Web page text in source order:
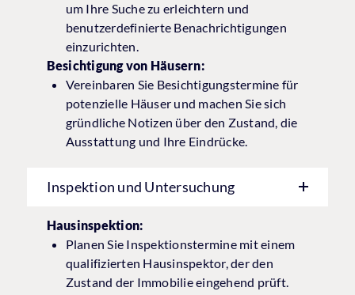
um Ihre Suche zu erleichtern und
benutzerdefinierte Benachrichtigungen
einzurichten.
Besichtigung von Häusern:
Vereinbaren Sie Besichtigungstermine für
potenzielle Häuser und machen Sie sich
gründliche Notizen über den Zustand, die
Ausstattung und Ihre Eindrücke.
Inspektion und Untersuchung
Hausinspektion:
Planen Sie Inspektionstermine mit einem
qualifizierten Hausinspektor, der den
Zustand der Immobilie eingehend prüft.